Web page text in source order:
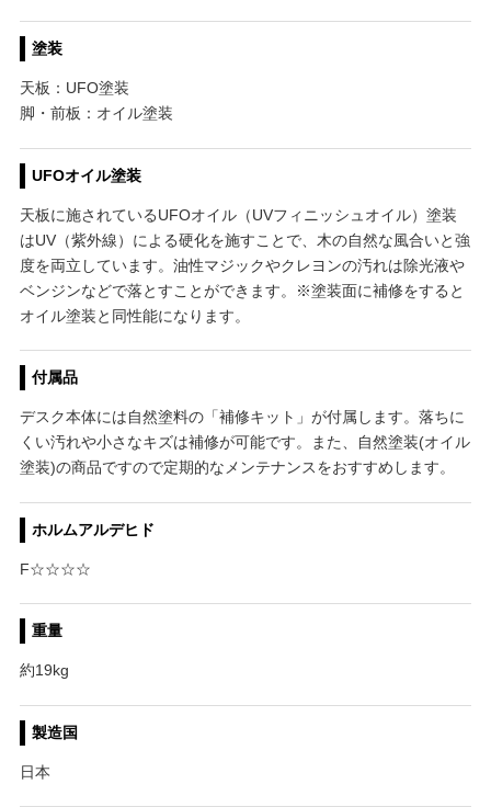
塗装
天板：UFO塗装
脚・前板：オイル塗装
UFOオイル塗装
天板に施されているUFOオイル（UVフィニッシュオイル）塗装
はUV（紫外線）による硬化を施すことで、木の自然な風合いと強
度を両立しています。油性マジックやクレヨンの汚れは除光液や
ベンジンなどで落とすことができます。※塗装面に補修をすると
オイル塗装と同性能になります。
付属品
デスク本体には自然塗料の「補修キット」が付属します。落ちに
くい汚れや小さなキズは補修が可能です。また、自然塗装(オイル
塗装)の商品ですので定期的なメンテナンスをおすすめします。
ホルムアルデヒド
F☆☆☆☆
重量
約19kg
製造国
日本